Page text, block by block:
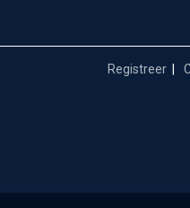
Registreer